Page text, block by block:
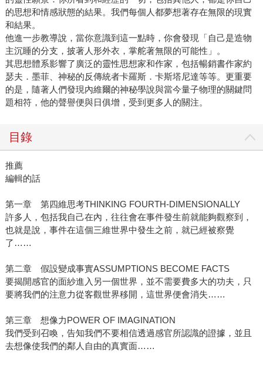
的思想和情感狀態的結果。我們每個人都夢想著存在無限的現實
和結果。
他進一步教導說，當你意識到這一點時，你會發現「自己是造物
主沉睡的分支，披著人形外衣，掌舵著無限的可能性」。
其思想體系影響了廣泛的靈性思想家和作家，包括暢銷書作家約
瑟夫．墨菲、神秘的反傳統者卡羅斯．卡斯塔尼達等等。更重要
的是，隨著人們發現內維爾的神秘學說與當今量子物理的關鍵問
題相符，他的聲譽便與日俱增，受到更多人的關注。
目錄
推薦
編輯的話
第一章 第四維思考THINKING FOURTH-DIMENSIONALLY
許多人，包括我自己在內，往往會在事件發生前就能夠觀察到，
也就是說，事件在這個三維世界中發生之前，就已經被察覺
了……
第二章 假設變成事實ASSUMPTIONS BECOME FACTS
要揭開感官的面紗進入另一個世界，並不需要費多大的功夫，只
要將我們的注意力從客觀世界移開，這世界便會消失……
第三章 想像力POWER OF IMAGINATION
我們受到召喚，告知我們不要相信透過感官所認識的證據，並且
去想像使我們的鄰人自由的真實面……